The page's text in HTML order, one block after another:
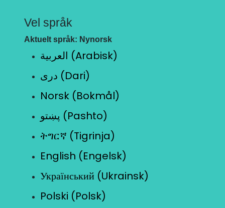
Vel språk
Aktuelt språk: Nynorsk
العربية (Arabisk)
دری (Dari)
Norsk (Bokmål)
پښتو (Pashto)
ትግርኛ (Tigrinja)
English (Engelsk)
Український (Ukrainsk)
Polski (Polsk)